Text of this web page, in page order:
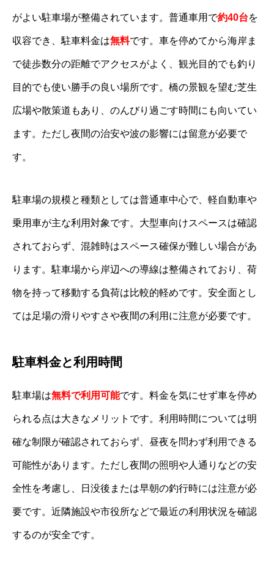
がよい駐車場が整備されています。普通車用で約40台を
収容でき、駐車料金は無料です。車を停めてから海岸ま
で徒歩数分の距離でアクセスがよく、観光目的でも釣り
目的でも使い勝手の良い場所です。橋の景観を望む芝生
広場や散策道もあり、のんびり過ごす時間にも向いてい
ます。ただし夜間の治安や波の影響には留意が必要で
す。
駐車場の規模と種類としては普通車中心で、軽自動車や
乗用車が主な利用対象です。大型車向けスペースは確認
されておらず、混雑時はスペース確保が難しい場合があ
ります。駐車場から岸辺への導線は整備されており、荷
物を持って移動する負荷は比較的軽めです。安全面とし
ては足場の滑りやすさや夜間の利用に注意が必要です。
駐車料金と利用時間
駐車場は無料で利用可能です。料金を気にせず車を停め
られる点は大きなメリットです。利用時間については明
確な制限が確認されておらず、昼夜を問わず利用できる
可能性があります。ただし夜間の照明や人通りなどの安
全性を考慮し、日没後または早朝の釣行時には注意が必
要です。近隣施設や市役所などで最近の利用状況を確認
するのが安全です。